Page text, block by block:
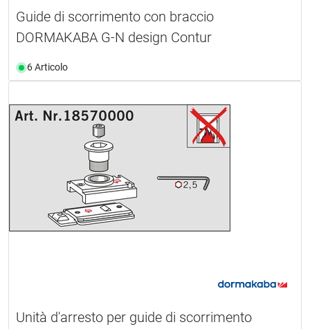
Guide di scorrimento con braccio
DORMAKABA G-N design Contur
6 Articolo
Unità d'arresto per guide di scorrimento